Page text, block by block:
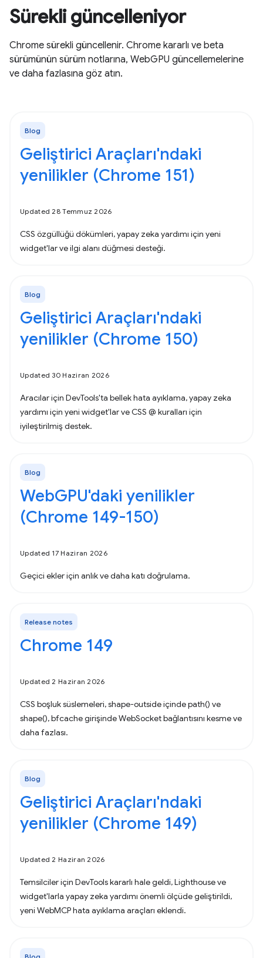
Sürekli güncelleniyor
Chrome sürekli güncellenir. Chrome kararlı ve beta
sürümünün sürüm notlarına, WebGPU güncellemelerine
ve daha fazlasına göz atın.
Blog
Geliştirici Araçları'ndaki
yenilikler (Chrome 151)
Updated 28 Temmuz 2026
CSS özgüllüğü dökümleri, yapay zeka yardımı için yeni
widget'lar ve ilgi alanı düğmesi desteği.
Blog
Geliştirici Araçları'ndaki
yenilikler (Chrome 150)
Updated 30 Haziran 2026
Aracılar için DevTools'ta bellek hata ayıklama, yapay zeka
yardımı için yeni widget'lar ve CSS @ kuralları için
iyileştirilmiş destek.
Blog
WebGPU'daki yenilikler
(Chrome 149-150)
Updated 17 Haziran 2026
Geçici ekler için anlık ve daha katı doğrulama.
Release notes
Chrome 149
Updated 2 Haziran 2026
CSS boşluk süslemeleri, shape-outside içinde path() ve
shape(), bfcache girişinde WebSocket bağlantısını kesme ve
daha fazlası.
Blog
Geliştirici Araçları'ndaki
yenilikler (Chrome 149)
Updated 2 Haziran 2026
Temsilciler için DevTools kararlı hale geldi, Lighthouse ve
widget'larla yapay zeka yardımı önemli ölçüde geliştirildi,
yeni WebMCP hata ayıklama araçları eklendi.